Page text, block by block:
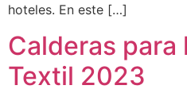
hoteles. En este […]
Calderas para
Textil 2023